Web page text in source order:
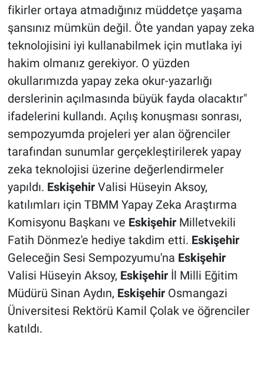
fikirler ortaya atmadığınız müddetçe yaşama
şansınız mümkün değil. Öte yandan yapay zeka
teknolojisini iyi kullanabilmek için mutlaka iyi
hakim olmanız gerekiyor. O yüzden
okullarımızda yapay zeka okur-yazarlığı
derslerinin açılmasında büyük fayda olacaktır"
ifadelerini kullandı. Açılış konuşması sonrası,
sempozyumda projeleri yer alan öğrenciler
tarafından sunumlar gerçekleştirilerek yapay
zeka teknolojisi üzerine değerlendirmeler
yapıldı. EskişehirValisi Hüseyin Aksoy,
katılımları için TBMM Yapay Zeka Araştırma
Komisyonu Başkanı ve EskişehirMilletvekili
Fatih Dönmez'e hediye takdim etti. Eskişehir
Geleceğin Sesi Sempozyumu'na Eskişehir
Valisi Hüseyin Aksoy, Eskişehirİl Milli Eğitim
Müdürü Sinan Aydın, EskişehirOsmangazi
Üniversitesi Rektörü Kamil Çolak ve öğrenciler
katıldı.